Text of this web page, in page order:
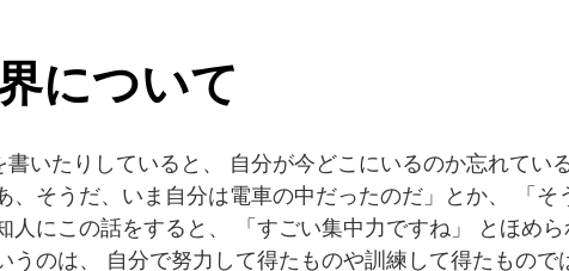
について
いたりしていると、 自分が今どこにいるのか忘れてい
、そうだ、いま自分は電車の中だったのだ」とか、 「そ
人にこの話をすると、 「すごい集中力ですね」 とほめ
うのは、 自分で努力して得たものや訓練して得たもので